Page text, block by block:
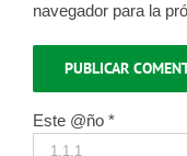
navegador para la
Este @ño *